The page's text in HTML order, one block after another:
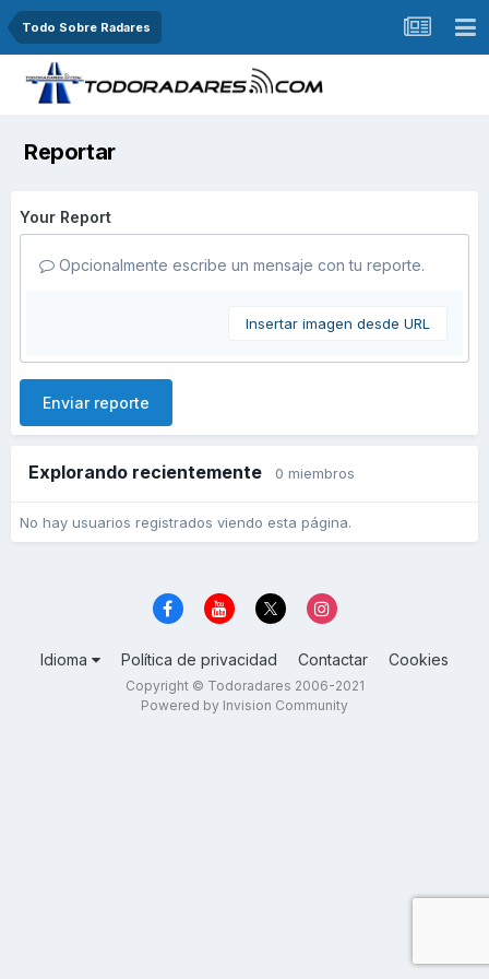
Todo Sobre Radares
Reportar
Your Report
Opcionalmente escribe un mensaje con tu reporte.
Insertar imagen desde URL
Enviar reporte
Explorando recientemente 0 miembros
No hay usuarios registrados viendo esta página.
Idioma Política de privacidad Contactar Cookies
Copyright © Todoradares 2006-2021
Powered by Invision Community